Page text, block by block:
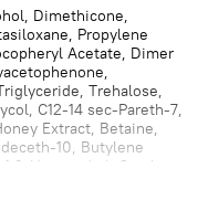
Dimethicone,
Propylene
Acetate, Dimer
Trehalose,
C12-14 sec-Pareth-7,
Extract, Betaine,
10, Butylene
Hexanediol, Cetyl
Dimethylamine,
Flower Oil,